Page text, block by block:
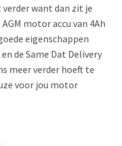
want dan zit je
motor accu van 4Ah
eigenschappen
de Same Dat Delivery
meer verder hoeft te
voor jou motor